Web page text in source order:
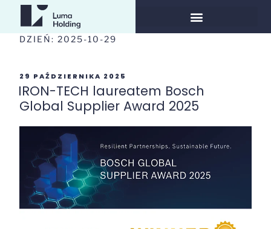
DZIEŃ: 2025-10-29
29 PAŹDZIERNIKA 2025
IRON-TECH laureatem Bosch
Global Supplier Award 2025